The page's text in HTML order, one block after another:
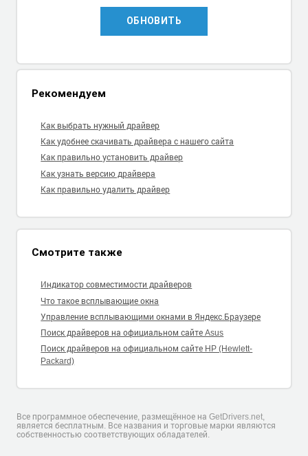
ОБНОВИТЬ
Рекомендуем
Как выбрать нужный драйвер
Как удобнее скачивать драйвера с нашего сайта
Как правильно установить драйвер
Как узнать версию драйвера
Как правильно удалить драйвер
Смотрите также
Индикатор совместимости драйверов
Что такое всплывающие окна
Управление всплывающими окнами в Яндекс.Браузере
Поиск драйверов на официальном сайте Asus
Поиск драйверов на официальном сайте HP (Hewlett-
Packard)
Все программное обеспечение, размещённое на GetDrivers.net,
является бесплатным. Все названия и торговые марки являются
собственностью соответствующих обладателей.